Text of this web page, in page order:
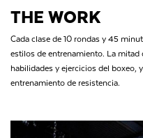
THE WORK
Cada clase de 10 rondas y 45
estilos de entrenamiento. La mitad
habilidades y ejercicios del boxeo,
entrenamiento de resistencia.